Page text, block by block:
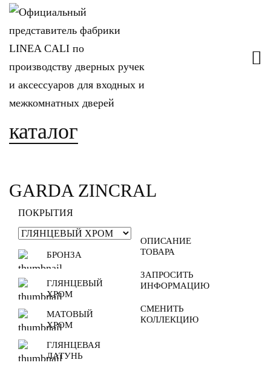
каталог
GARDA ZINCRAL
ПОКРЫТИЯ
БРОНЗА
ГЛЯНЦЕВЫЙ
ХРОМ
МАТОВЫЙ
ХРОМ
ГЛЯНЦЕВАЯ
ЛАТУНЬ
ОПИСАНИЕ
ТОВАРА
ЗАПРОСИТЬ
ИНФОРМАЦИЮ
СМЕНИТЬ
КОЛЛЕКЦИЮ